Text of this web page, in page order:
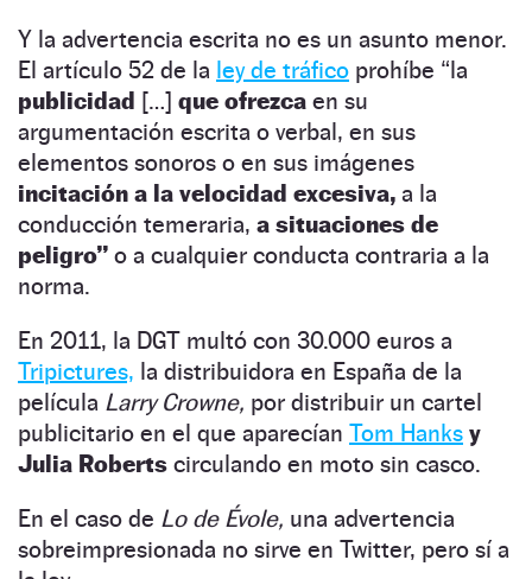
Y la advertencia escrita no es un asunto menor.
El artículo 52 de la ley de tráfico prohíbe “la
publicidad […] que ofrezca en su
argumentación escrita o verbal, en sus
elementos sonoros o en sus imágenes
incitación a la velocidad excesiva, a la
conducción temeraria, a situaciones de
peligro” o a cualquier conducta contraria a la
norma.
En 2011, la DGT multó con 30.000 euros a
Tripictures, la distribuidora en España de la
película Larry Crowne, por distribuir un cartel
publicitario en el que aparecían Tom Hanks y
Julia Roberts circulando en moto sin casco.
En el caso de Lo de Évole, una advertencia
sobreimpresionada no sirve en Twitter, pero sí a